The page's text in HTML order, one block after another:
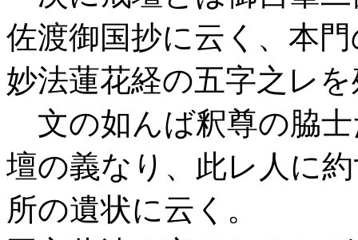
佐渡御国抄に云く、本
妙法蓮花経の五字之レ
文の如んば釈尊の脇
壇の義なり、此レ人に
所の遺状に云く。